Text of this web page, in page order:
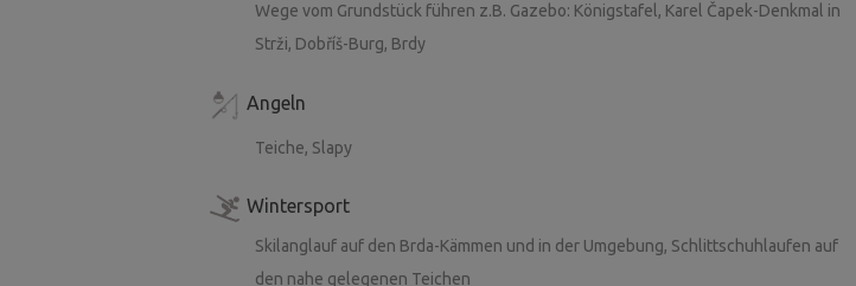
Wege vom Grundstück führen z.B. Gazebo: Königstafel, Karel Čapek-Denkmal in
Strži, Dobříš-Burg, Brdy
Angeln
Teiche, Slapy
Wintersport
Skilanglauf auf den Brda-Kämmen und in der Umgebung, Schlittschuhlaufen auf
den nahe gelegenen Teichen